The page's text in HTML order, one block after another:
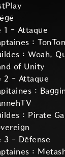
1 - Attaque
:
: Woah,
of Unity
2 - Attaque
:
: Pirate
3 - Défense
: